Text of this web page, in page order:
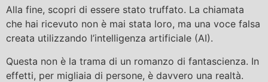
Alla fine, scopri di essere stato truffato. La chiamata
che hai ricevuto non è mai stata loro, ma una voce falsa
creata utilizzando l’intelligenza artificiale (AI).
Questa non è la trama di un romanzo di fantascienza. In
effetti, per migliaia di persone, è davvero una realtà.